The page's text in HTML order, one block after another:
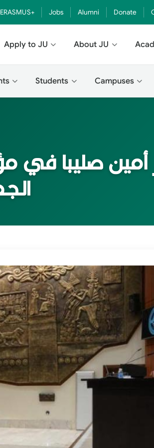
ERASMUS+ Jobs Alumni Donate
Apply to JU About JU
Students Campuses
أمين صليبا في